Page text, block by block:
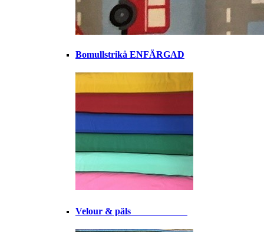
Bomullstrikå ENFÄRGAD
Velour & päls⠀⠀⠀⠀⠀⠀⠀⠀